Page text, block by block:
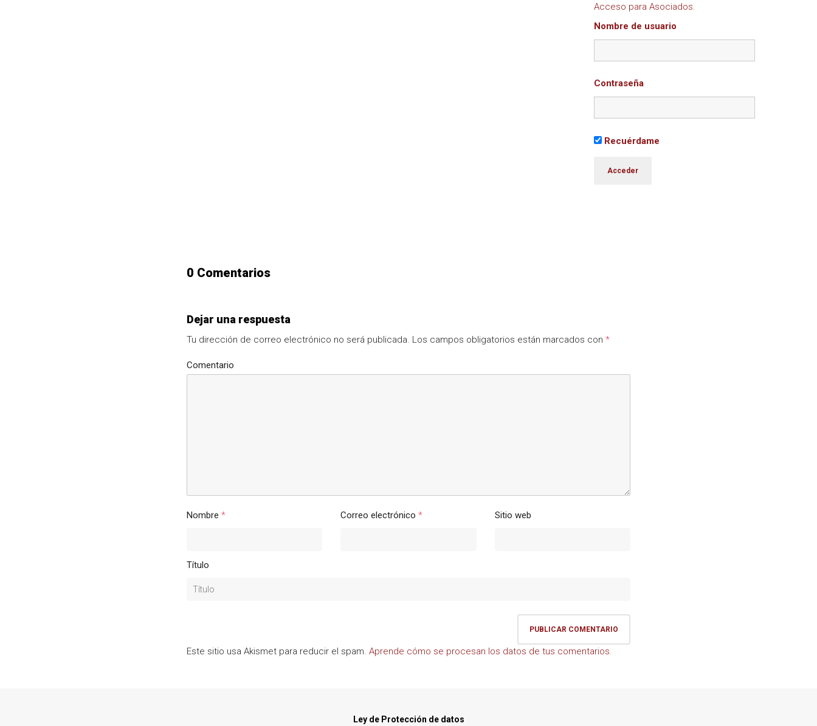
Acceso para Asociados.
Nombre de usuario
Contraseña
Recuérdame
0 Comentarios
Dejar una respuesta
Tu dirección de correo electrónico no será publicada. Los campos obligatorios están marcados con *
Comentario
Nombre * Correo electrónico * Sitio web
Título
Este sitio usa Akismet para reducir el spam. Aprende cómo se procesan los datos de tus comentarios.
Ley de Protección de datos